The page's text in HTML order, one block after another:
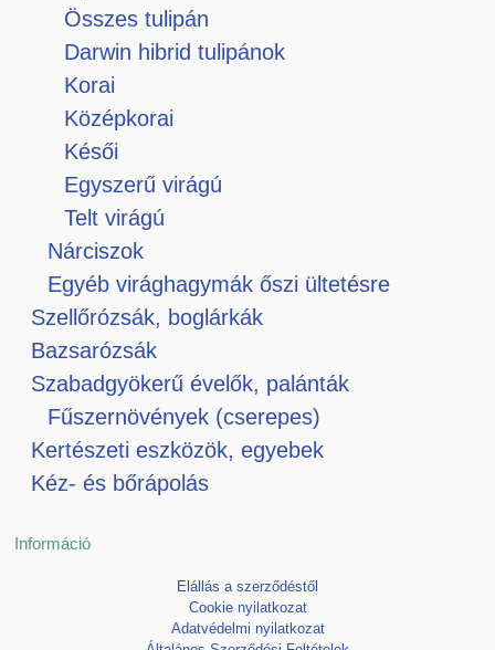
Összes tulipán
Darwin hibrid tulipánok
Korai
Középkorai
Késői
Egyszerű virágú
Telt virágú
Nárciszok
Egyéb virághagymák őszi ültetésre
Szellőrózsák, boglárkák
Bazsarózsák
Szabadgyökerű évelők, palánták
Fűszernövények (cserepes)
Kertészeti eszközök, egyebek
Kéz- és bőrápolás
Információ
Elállás a szerződéstől
Cookie nyilatkozat
Adatvédelmi nyilatkozat